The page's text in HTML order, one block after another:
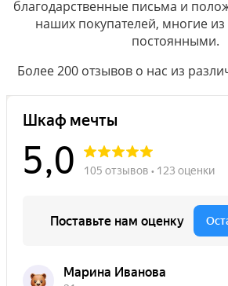
благодарственные письма и
наших покупателей, многие из
постоянными.
Более 200 отзывов о нас из